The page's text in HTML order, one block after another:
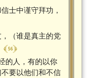
士中谨守拜功，
（谁是真主的党
﴾ 56 ﴿
的人，有的以你
要以他们和不信